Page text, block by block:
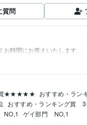
質問
賞★★★★★ おすすめ・ラン
おすすめ・ランキング賞　
NO,1 ゲイ部門　NO,1